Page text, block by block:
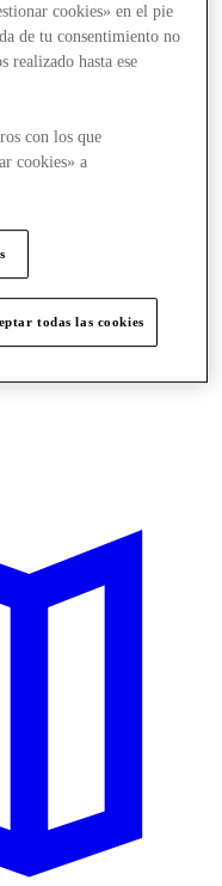
cookies» en el pie
de tu consentimiento no
realizado hasta ese
con los que
cookies» a
todas las cookies